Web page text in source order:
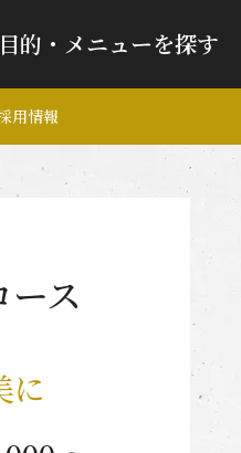
目的・メニューを探す
用情報
ス
に